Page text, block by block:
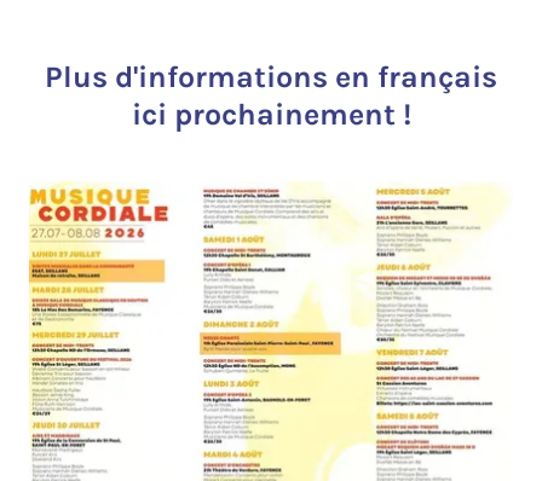
Plus d'informations en français
ici prochainement !